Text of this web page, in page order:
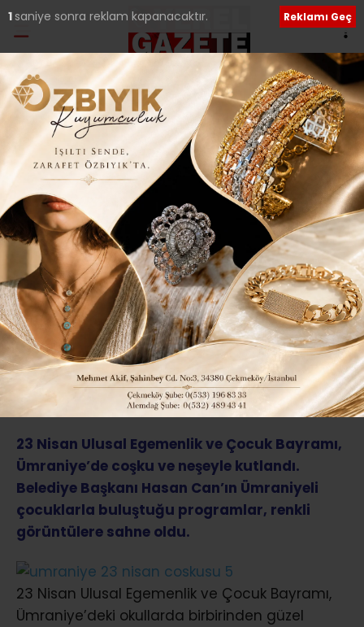
Ana Sayfa›İLÇELERDEN HABERLER
ÜMRANİYE’DE 23 NİSAN
COŞKUSU..
Giriş: 24-04-2016 14:37
Güncelleme: 24-04-2016 14:37
295 İLÇELERDEN HABERLER Yerel Haberler
ABONE OL
23 Nisan Ulusal Egemenlik ve Çocuk Bayramı,
Ümraniye’de coşku ve neşeyle kutlandı.
Belediye Başkanı Hasan Can’ın Ümraniyeli
çocuklarla buluştuğu programlar, renkli
görüntülere sahne oldu.
23 Nisan Ulusal Egemenlik ve Çocuk Bayramı,
Ümraniye’deki okullarda birbirinden güzel